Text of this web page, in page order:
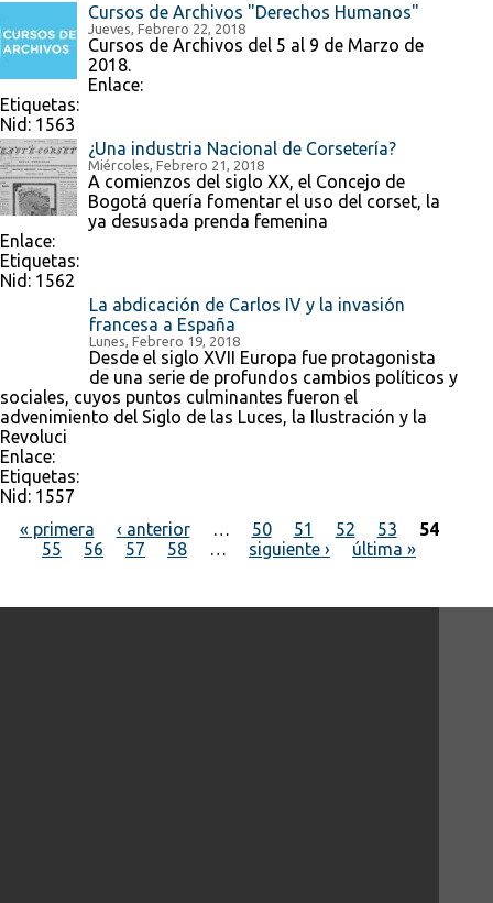
Cursos de Archivos "Derechos Humanos"
Jueves, Febrero 22, 2018
Cursos de Archivos del 5 al 9 de Marzo de
2018.
Enlace:
Etiquetas:
Nid: 1563
¿Una industria Nacional de Corsetería?
Miércoles, Febrero 21, 2018
A comienzos del siglo XX, el Concejo de
Bogotá quería fomentar el uso del corset, la
ya desusada prenda femenina
Enlace:
Etiquetas:
Nid: 1562
La abdicación de Carlos IV y la invasión
francesa a España
Lunes, Febrero 19, 2018
Desde el siglo XVII Europa fue protagonista
de una serie de profundos cambios políticos y
sociales, cuyos puntos culminantes fueron el
advenimiento del Siglo de las Luces, la Ilustración y la
Revoluci
Enlace:
Etiquetas:
Nid: 1557
Páginas
« primera ‹ anterior … 50 51 52 53
54
55
56 57 58 … siguiente › última »